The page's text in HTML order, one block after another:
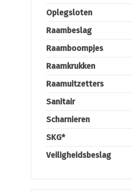
Oplegsloten
Raambeslag
Raamboompjes
Raamkrukken
Raamuitzetters
Sanitair
Scharnieren
SKG*
Veiligheidsbeslag